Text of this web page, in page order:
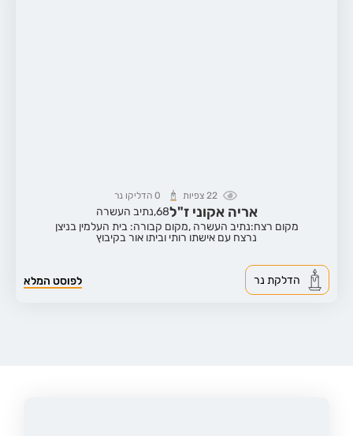
22 צפיות 0 הדליקו נר
אריה אקוני ז"ל68, נתיב העשרה
מקום רצח:נתיב העשרה ,מקום קבורה: בית העלמין בניצן
נרצח עם אישתו רותי וביתו אור בקיבוץ
לפוסט המלא הדלקת נר